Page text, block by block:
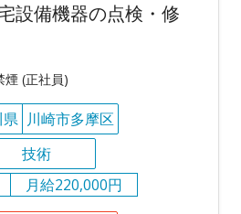
設備機器の点検・修
煙 (正社員)
川崎市多摩区
技術
月給220,000円